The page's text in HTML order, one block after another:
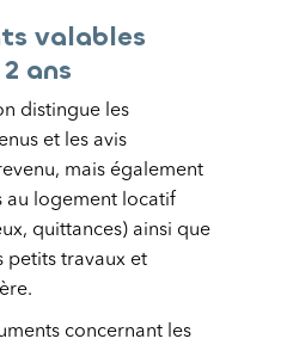
valables
ans
distingue les
et les avis
mais également
au logement locatif
quittances) ainsi que
petits travaux et
concernant les